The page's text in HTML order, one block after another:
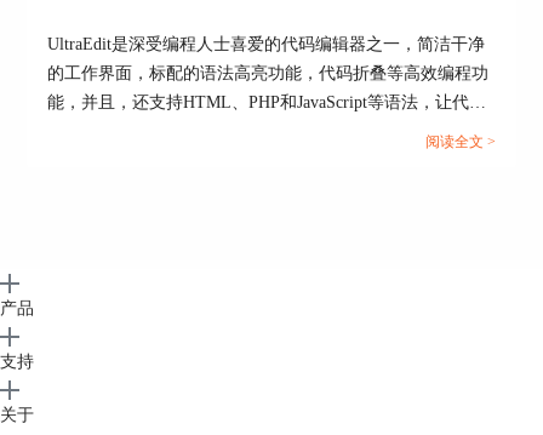
UltraEdit是深受编程人士喜爱的代码编辑器之一，简洁干净
的工作界面，标配的语法高亮功能，代码折叠等高效编程功
能，并且，还支持HTML、PHP和JavaScript等语法，让代码
阅读全文 >
产品
支持
关于